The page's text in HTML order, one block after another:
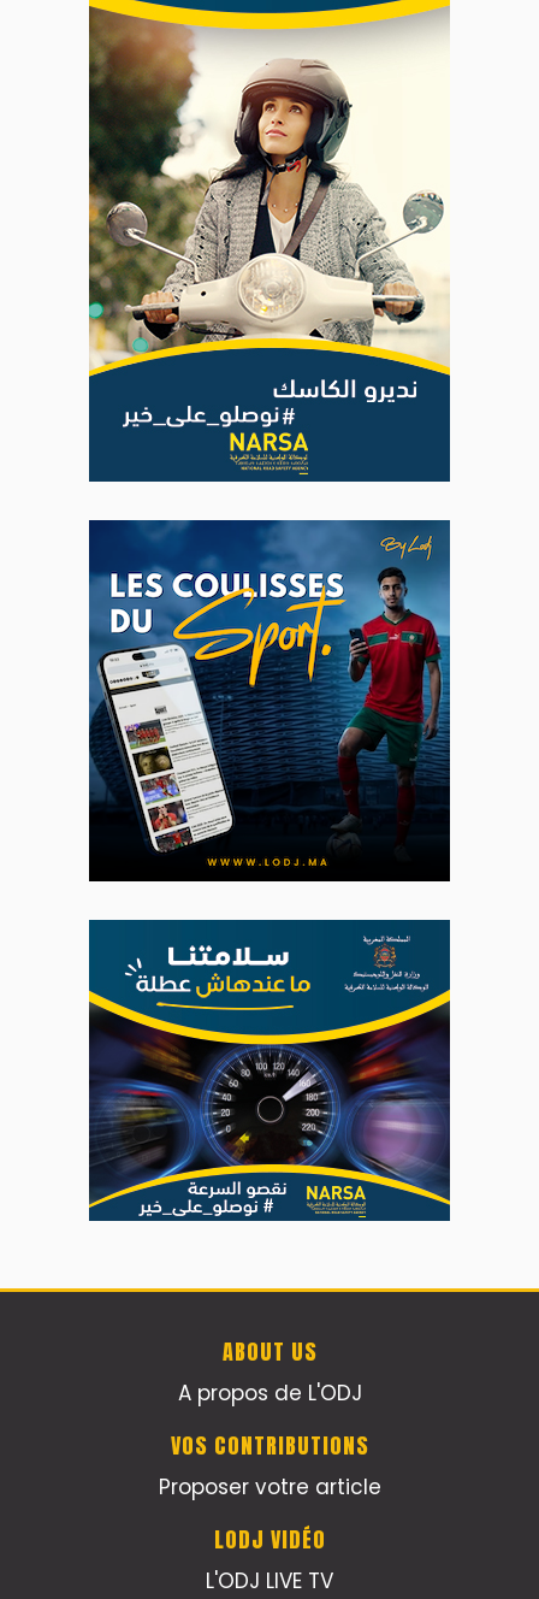
ABOUT US
A propos de L'ODJ
VOS CONTRIBUTIONS
Proposer votre article
LODJ VIDÉO
L'ODJ LIVE TV